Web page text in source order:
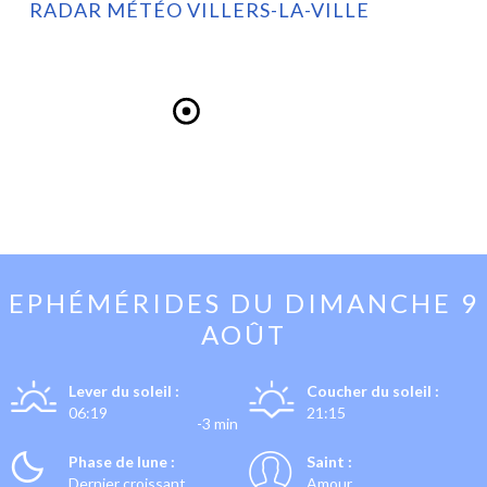
RADAR MÉTÉO VILLERS-LA-VILLE
EPHÉMÉRIDES DU DIMANCHE 9
AOÛT
Lever du soleil :
06:19
-3 min
Coucher du soleil :
21:15
Phase de lune :
Dernier croissant
Saint :
Amour